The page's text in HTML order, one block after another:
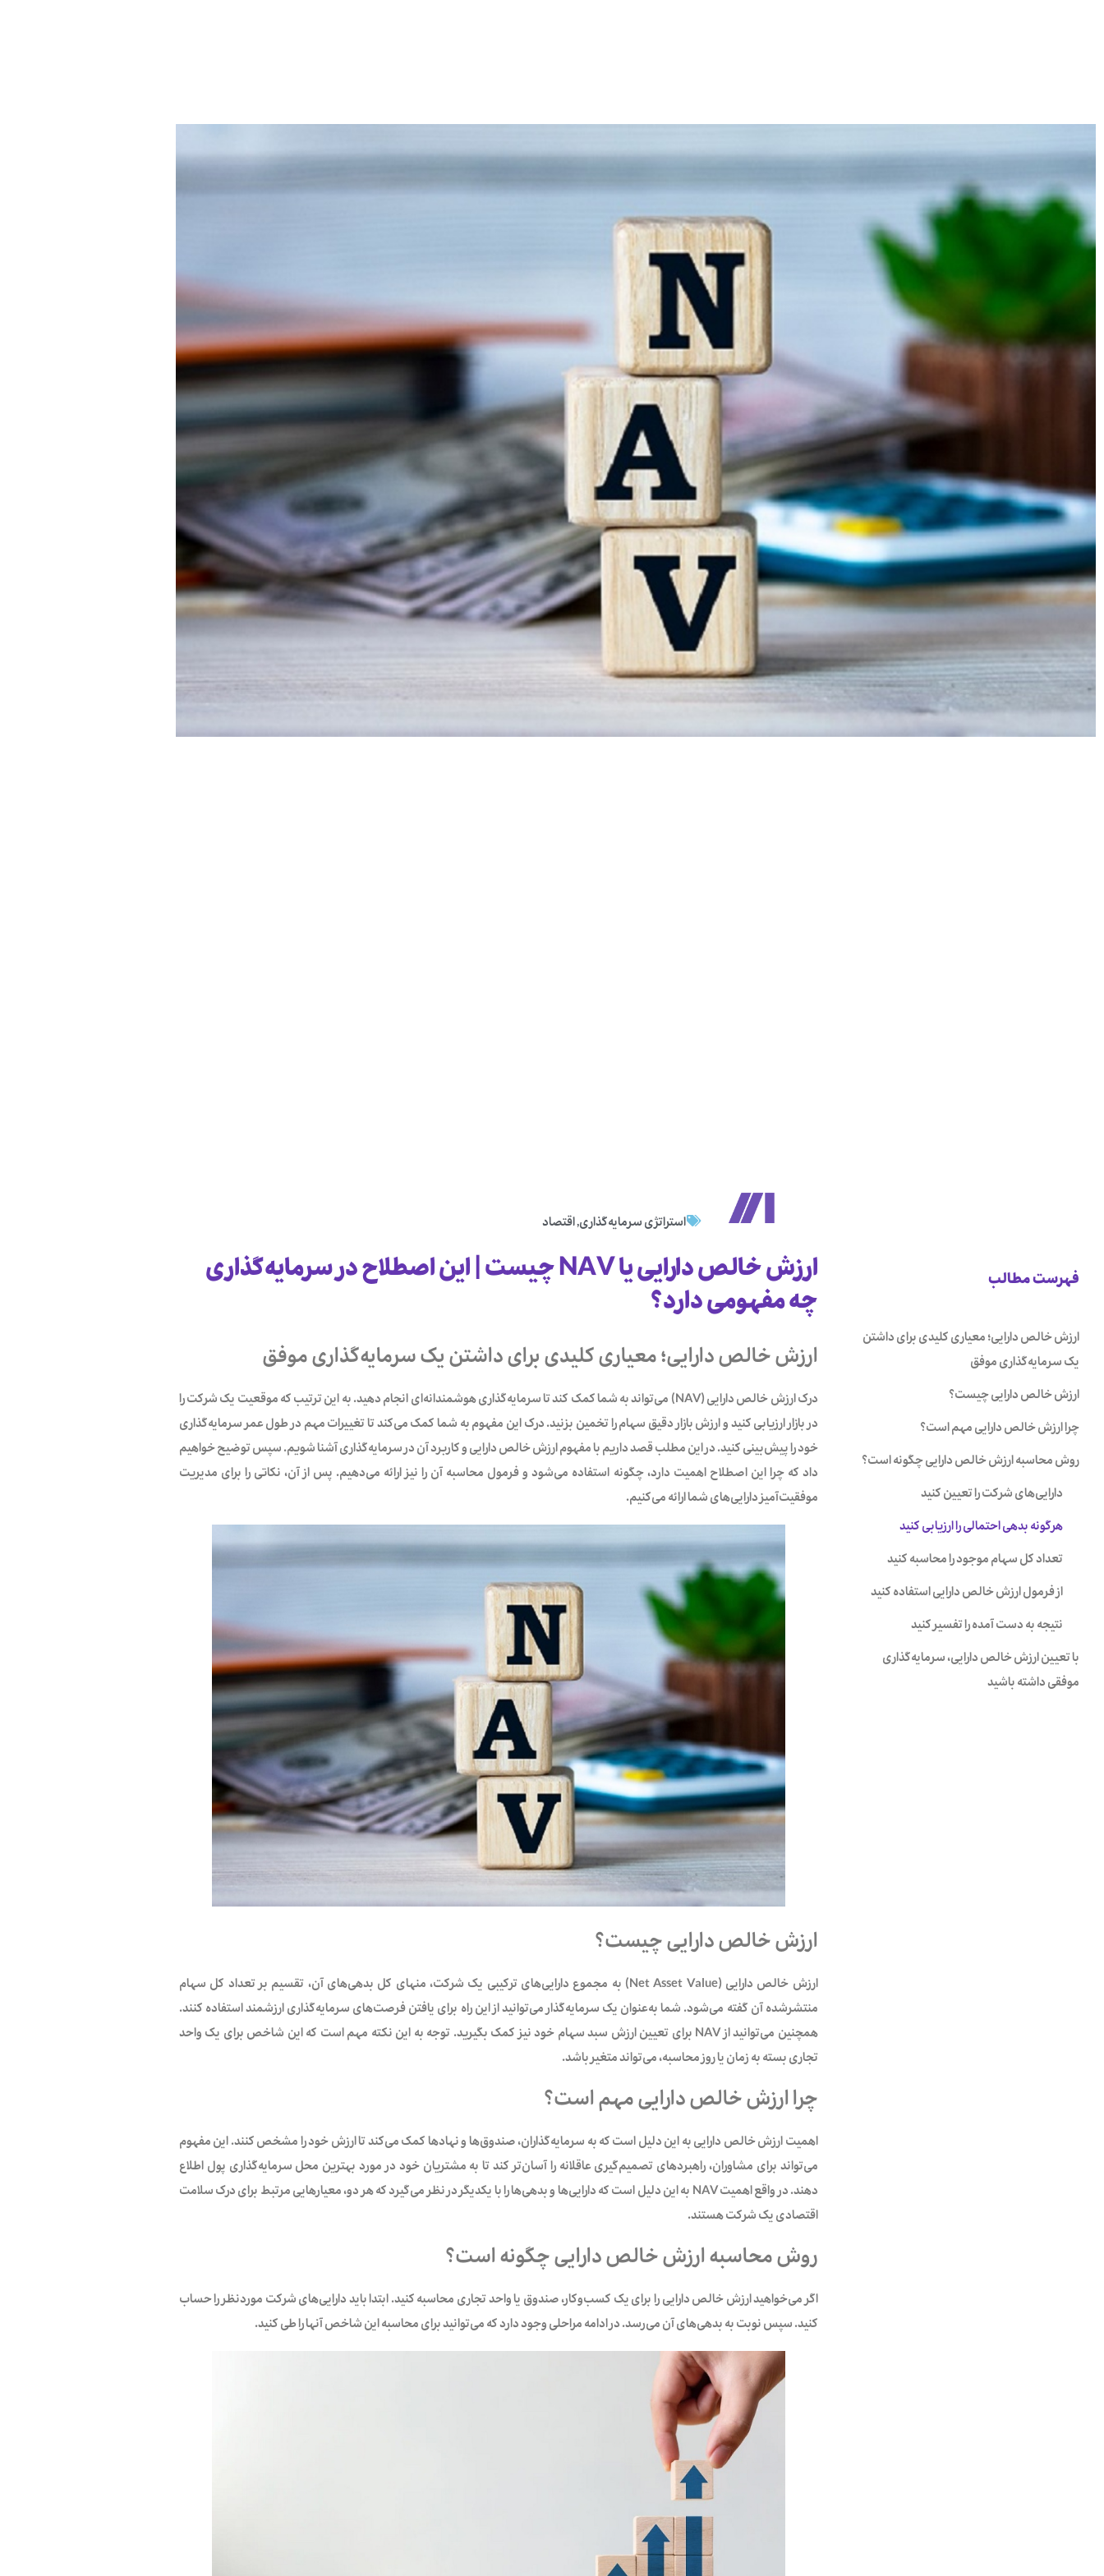
استراتژی سرمایه‌گذاری,اقتصاد
فهرست مطالب
ارزش خالص دارایی؛ معیاری کلیدی برای داشتن
یک سرمایه‌گذاری موفق
ارزش خالص دارایی چیست؟
چرا ارزش خالص دارایی مهم است؟
روش محاسبه ارزش خالص دارایی چگونه است؟
دارایی‌های شرکت را تعیین کنید
هرگونه بدهی احتمالی را ارزیابی کنید
تعداد کل سهام موجود را محاسبه کنید
از فرمول ارزش خالص دارایی استفاده کنید
نتیجه به ‌دست ‌آمده را تفسیر کنید
با تعیین ارزش خالص دارایی، سرمایه‌گذاری
موفقی داشته باشید
ارزش خالص دارایی یا NAV چیست | این اصطلاح در سرمایه‌گذاری
چه مفهومی دارد؟
ارزش خالص دارایی؛ معیاری کلیدی برای داشتن یک سرمایه‌گذاری موفق
درک ارزش خالص دارایی (NAV) می‌تواند به شما کمک کند تا سرمایه‌گذاری هوشمندانه‌ای انجام دهید. به این ترتیب که موقعیت یک شرکت را
در بازار ارزیابی کنید و ارزش بازار دقیق سهام را تخمین بزنید. درک این مفهوم به شما کمک می‌کند تا تغییرات مهم در طول عمر سرمایه‌گذاری
خود را پیش‌بینی کنید. در این مطلب قصد داریم با مفهوم ارزش خالص دارایی و کاربرد آن در سرمایه‌گذاری آشنا شویم. سپس توضیح خواهیم
داد که چرا این اصطلاح اهمیت دارد، چگونه استفاده می‌شود و فرمول محاسبه آن را نیز ارائه می‌دهیم. پس از آن، نکاتی را برای مدیریت
موفقیت‌آمیز دارایی‌های شما ارائه می‌کنیم.
ارزش خالص دارایی چیست؟
ارزش خالص دارایی (Net Asset Value) به مجموع دارایی‌های ترکیبی یک شرکت، منهای کل بدهی‌های آن، تقسیم بر تعداد کل سهام
منتشرشده آن گفته می‌شود. شما به‌عنوان یک سرمایه‌گذار می‌توانید از این راه برای یافتن فرصت‌های سرمایه‌گذاری ارزشمند استفاده کنند.
همچنین می‌توانید از NAV برای تعیین ارزش سبد سهام خود نیز کمک بگیرید. توجه به این نکته مهم است که این شاخص برای یک واحد
تجاری بسته به زمان یا روز محاسبه، می‌تواند متغیر باشد.
چرا ارزش خالص دارایی مهم است؟
اهمیت ارزش خالص دارایی به این دلیل است که به سرمایه‌گذاران، صندوق‌ها و نهادها کمک می‌کند تا ارزش خود را مشخص کنند. این مفهوم
می‌تواند برای مشاوران، راهبردهای تصمیم‌گیری عاقلانه را آسان‌تر کند تا به مشتریان خود در مورد بهترین محل سرمایه‌گذاری پول اطلاع
دهند. در واقع اهمیت NAV به این دلیل است که دارایی‌ها و بدهی‌ها را با یکدیگر در نظر می‌گیرد که هر دو، معیارهایی مرتبط برای درک سلامت
اقتصادی یک شرکت هستند.
روش محاسبه ارزش خالص دارایی چگونه است؟
اگر می‌خواهید ارزش خالص دارایی را برای یک کسب‌وکار، صندوق یا واحد تجاری محاسبه کنید. ابتدا باید دارایی‌های شرکت موردنظر را حساب
کنید. سپس نوبت به بدهی‌های آن می‌رسد. در ادامه مراحلی وجود دارد که می‌توانید برای محاسبه این شاخص آنها را طی کنید.